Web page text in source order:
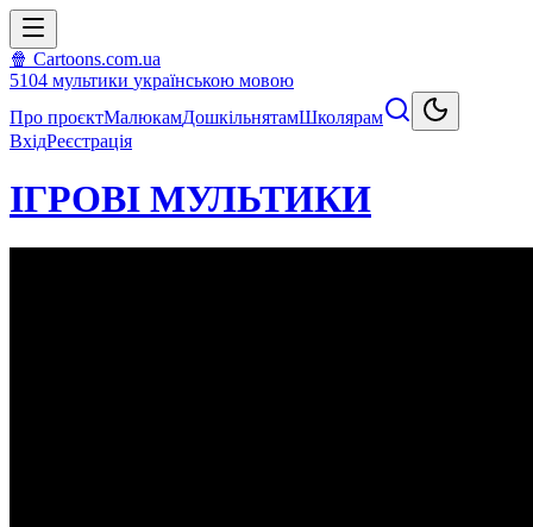
🍿 Cartoons.com.ua
5104 мультики українською мовою
Про проєктМалюкамДошкільнятамШколярам
ВхідРеєстрація
ІГРОВІ МУЛЬТИКИ